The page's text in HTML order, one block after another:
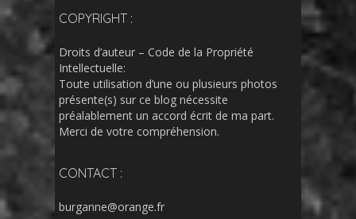
COPYRIGHT :
Droits d’auteur – Code de la Propriété
Intellectuelle:
Toute utilisation d’une ou plusieurs photos
présente(s) sur ce blog nécessite
préalablement un accord écrit de ma part.
Merci de votre compréhension.
CONTACT :
burganne@orange.fr